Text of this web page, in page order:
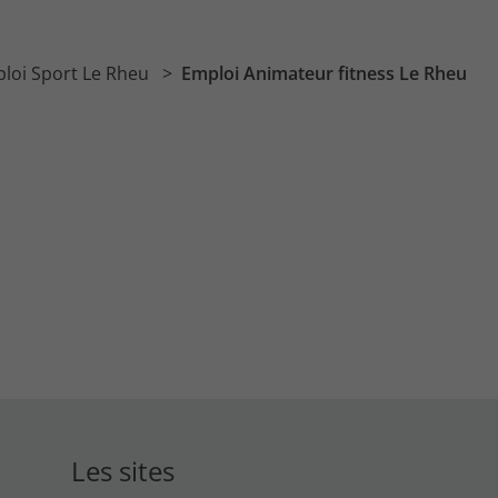
Sport Le Rheu Emploi Animateur fitness Le Rheu
Les sites